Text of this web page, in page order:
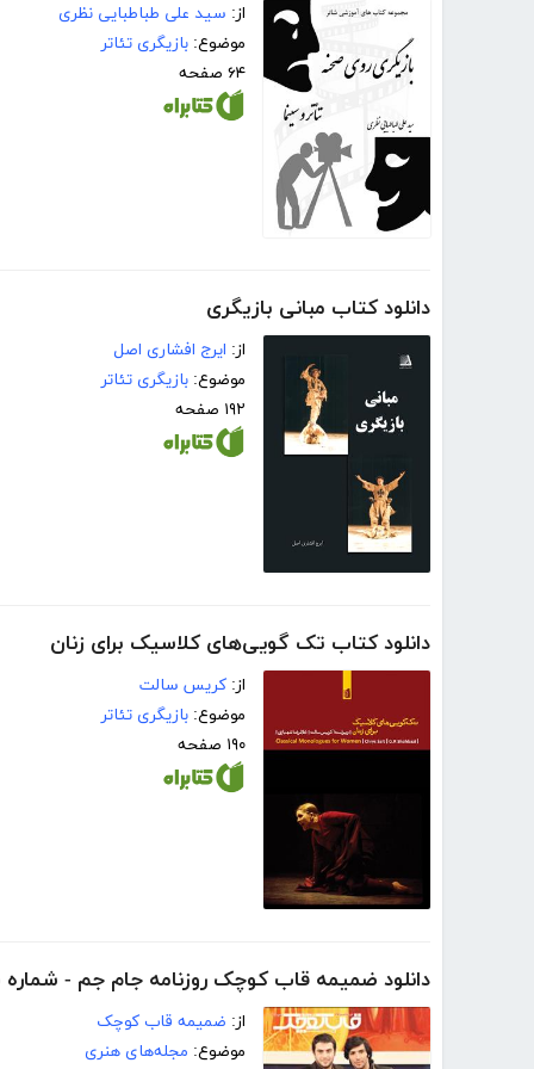
از: سید علی طباطبایی نظری
موضوع: بازیگری تئاتر
۶۴ صفحه
دانلود کتاب مبانی بازیگری
از: ایرج افشاری اصل
موضوع: بازیگری تئاتر
۱۹۲ صفحه
دانلود کتاب تک گویی‌های کلاسیک برای زنان
از: کریس سالت
موضوع: بازیگری تئاتر
۱۹۰ صفحه
دانلود ضمیمه قاب کوچک روزنامه جام جم - شماره 415
از: ضمیمه قاب کوچک
موضوع: مجله‌های هنری